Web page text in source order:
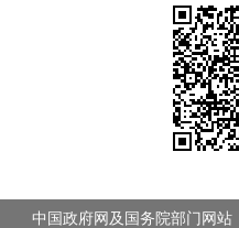
中国政府网及国务院部门网站